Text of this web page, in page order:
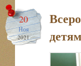
20
Ноя
2021
детям